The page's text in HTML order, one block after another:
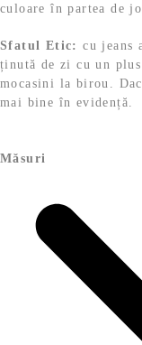
culoare în partea de
Sfatul Etic: cu jeans
ținută de zi cu un
mocasini la birou.
mai bine în evidență.
Măsuri